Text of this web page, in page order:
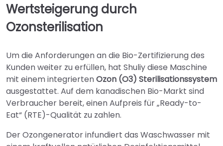
Wertsteigerung durch
Ozonsterilisation
Um die Anforderungen an die Bio-Zertifizierung des
Kunden weiter zu erfüllen, hat Shuliy diese Maschine
mit einem integriertenOzon (O3) Sterilisationssystem
ausgestattet. Auf dem kanadischen Bio-Markt sind
Verbraucher bereit, einen Aufpreis für „Ready-to-
Eat“ (RTE)-Qualität zu zahlen.
Der Ozongenerator infundiert das Waschwasser mit